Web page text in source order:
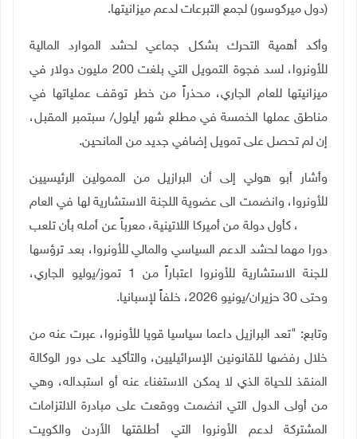
(دول ميركوسور) لجمع التبرعات لدعم ميزانيتها.
وأكد أهمية التحرك بشكل جماعي لحشد الموارد المالية
للأونروا، لسد فجوة التمويل التي بلغت 200 مليون دولار في
ميزانيتها للعام الجاري، محذراً من خطر توقف عملياتها في
مناطق عملها الخمسة في مطلع شهر أيلول/ سبتمبر المقبل،
إن لم تحصل على تمويل إضافي جديد من المانحين.
وأشار أبو هولي إلى أن البرازيل من الممولين الرئيسيين
للأونروا، وانضمت الى عضوية اللجنة الاستشارية لها في العام
2014، كأول دولة من أميركا اللاتينية، معرباً عن أمله بأن تلعب
دورا مهما لحشد الدعم السياسي والمالي للأونروا، بعد ترؤسها
للجنة الاستشارية للأونروا اعتباراً من 1 تموز/يوليو الجاري،
وحتى 30 حزيران/يونيو 2026، خلفاً لإسبانيا
.
وتابع: "تعد البرازيل داعما سياسيا قويا للأونروا، عبرت عنه من
خلال رفضها للقانونين الإسرائيليين، والتأكيد على دور الوكالة
المنقذ للحياة الذي لا يمكن الاستغناء عنه أو استبداله، وهي
من أولى الدول التي انضمت ووقعت على مبادرة الالتزامات
المشتركة لدعم الأونروا التي أطلقتها الأردن والكويت